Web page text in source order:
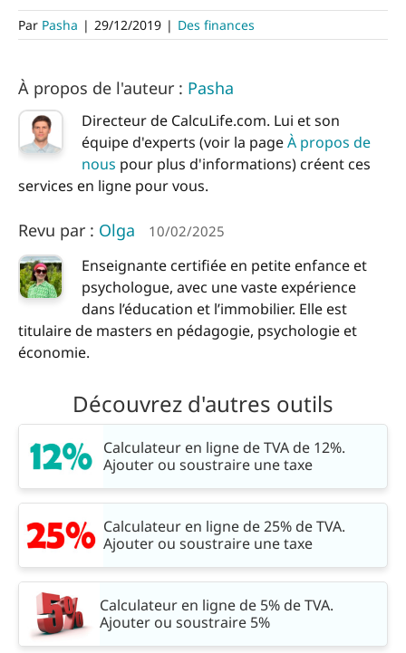
Par Pasha | 29/12/2019 | Des finances
À propos de l'auteur : Pasha
Directeur de CalcuLife.com. Lui et son
équipe d'experts (voir la pageÀ propos de
nous pour plus d'informations) créent ces
services en ligne pour vous.
Revu par : Olga 10/02/2025
Enseignante certifiée en petite enfance et
psychologue, avec une vaste expérience
dans l’éducation et l’immobilier. Elle est
titulaire de masters en pédagogie, psychologie et
économie.
Découvrez d'autres outils
Calculateur en ligne de TVA de 12%.
Ajouter ou soustraire une taxe
Calculateur en ligne de 25% de TVA.
Ajouter ou soustraire une taxe
Calculateur en ligne de 5% de TVA.
Ajouter ou soustraire 5%